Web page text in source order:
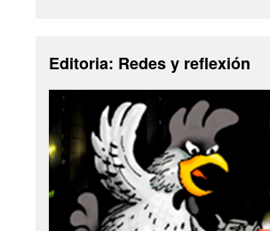
Editoria: Redes y reflexión